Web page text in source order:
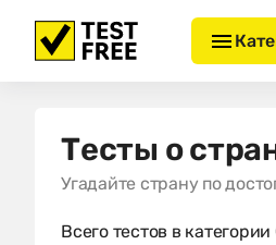
Тесты о
Угадайте страну по
Всего тестов в категории